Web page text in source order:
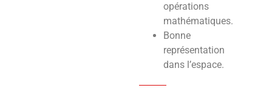
opérations
mathématiques.
Bonne
représentation
dans l’espace.